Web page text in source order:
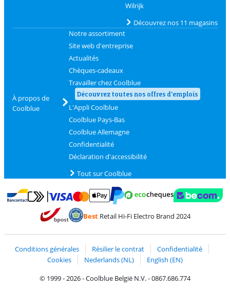
Wilrijk
Découvrez nos 11 magasins
À propos de
Coolblue
Notre assortiment
Site web d'entreprise
Actualités
Chèques-cadeaux
Travailler chez Coolblue
Découvrez toutes nos offres d'emplois
L'Appli Coolblue
Coolblue Pays-Bas
Coolblue Allemagne
Confidentialité
Déclaration d'accessibilité
Tout sur Coolblue
Payer avec Bancontact
Payer avec MasterCard et Visa via ClickToPay
Payer avec PayPal
BestRetail Hi-Fi Electro Brand 2024
Conditions générales Résilier le contrat
Confidentialité
Cookies
Nederlands (NL)
English (EN)
© 1999 - 2026 - Coolblue België N.V. - 0867.686.774